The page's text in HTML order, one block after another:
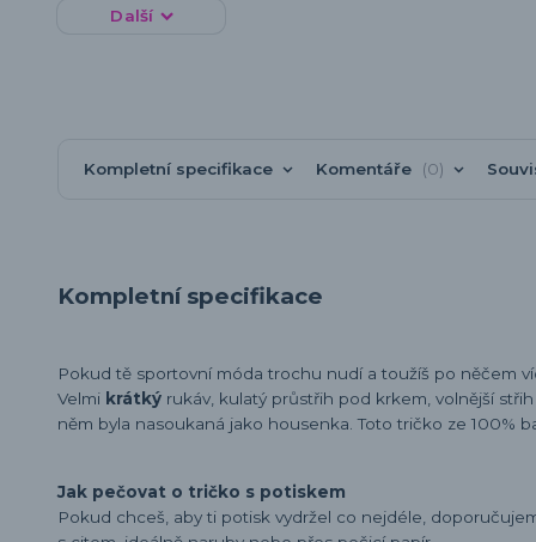
Další
Kompletní specifikace Komentáře 0
Kompletní specifikace
Pokud tě sportovní móda trochu nudí a toužíš po něčem
Velmi krátký rukáv, kulatý průstřih pod krkem, volnější
něm byla nasoukaná jako housenka. Toto tričko ze 100%
Jak pečovat o tričko s potiskem
Pokud chceš, aby ti potisk vydržel co nejdéle,